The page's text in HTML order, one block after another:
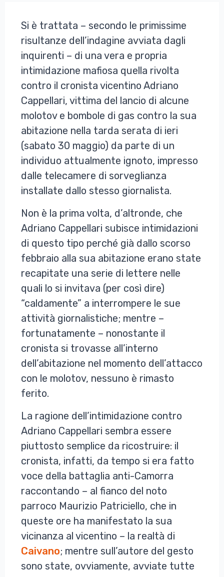
Si è trattata – secondo le primissime
risultanze dell’indagine avviata dagli
inquirenti – di una vera e propria
intimidazione mafiosa quella rivolta
contro il cronista vicentino Adriano
Cappellari, vittima del lancio di alcune
molotov e bombole di gas contro la sua
abitazione nella tarda serata di ieri
(sabato 30 maggio) da parte di un
individuo attualmente ignoto, impresso
dalle telecamere di sorveglianza
installate dallo stesso giornalista.
Non è la prima volta, d’altronde, che
Adriano Cappellari subisce intimidazioni
di questo tipo perché già dallo scorso
febbraio alla sua abitazione erano state
recapitate una serie di lettere nelle
quali lo si invitava (per così dire)
“caldamente” a interrompere le sue
attività giornalistiche; mentre –
fortunatamente – nonostante il
cronista si trovasse all’interno
dell’abitazione nel momento dell’attacco
con le molotov, nessuno è rimasto
ferito.
La ragione dell’intimidazione contro
Adriano Cappellari sembra essere
piuttosto semplice da ricostruire: il
cronista, infatti, da tempo si era fatto
voce della battaglia anti-Camorra
raccontando – al fianco del noto
parroco Maurizio Patriciello, che in
queste ore ha manifestato la sua
vicinanza al vicentino – la realtà di
Caivano; mentre sull’autore del gesto
sono state, ovviamente, avviate tutte